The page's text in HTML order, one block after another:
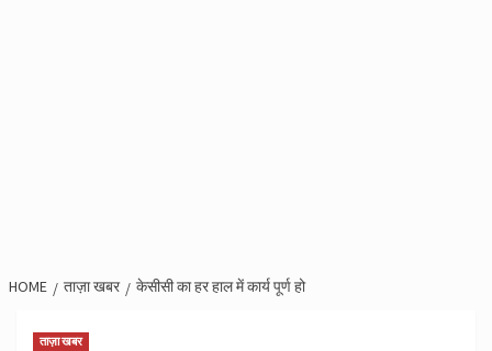
HOME ताज़ा खबर केसीसी का हर हाल में कार्य पूर्ण हो
ताज़ा खबर